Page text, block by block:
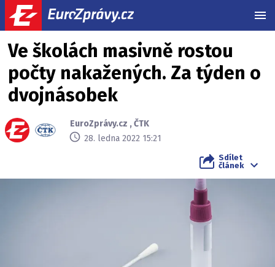
Ve školách masivně rostou
počty nakažených. Za týden o
dvojnásobek
EuroZprávy.cz ,ČTK
28. ledna 2022 15:21
Sdílet
článek